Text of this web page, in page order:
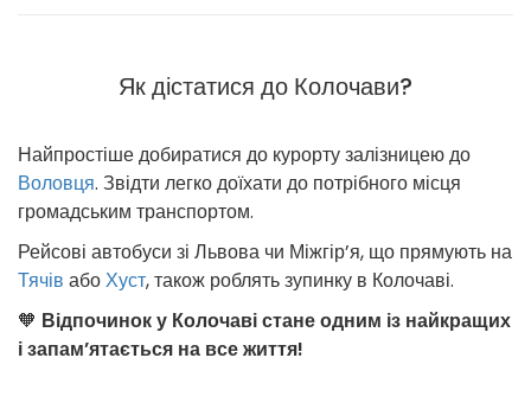
Як дістатися до Колочави?
Найпростіше добиратися до курорту залізницею до
Воловця. Звідти легко доїхати до потрібного місця
громадським транспортом.
Рейсові автобуси зі Львова чи Міжгір’я, що прямують на
Тячів абоХуст, також роблять зупинку в Колочаві.
🧡 Відпочинок у Колочаві стане одним із найкращих
і запам’ятається на все життя!